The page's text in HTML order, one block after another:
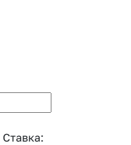
Ставка: